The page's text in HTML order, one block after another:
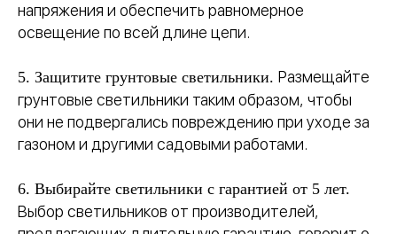
напряжения и обеспечить равномерное
освещение по всей длине цепи.
5. Защитите грунтовые светильники. Размещайте
грунтовые светильники таким образом, чтобы
они не подвергались повреждению при уходе за
газоном и другими садовыми работами.
6. Выбирайте светильники с гарантией от 5 лет.
Выбор светильников от производителей,